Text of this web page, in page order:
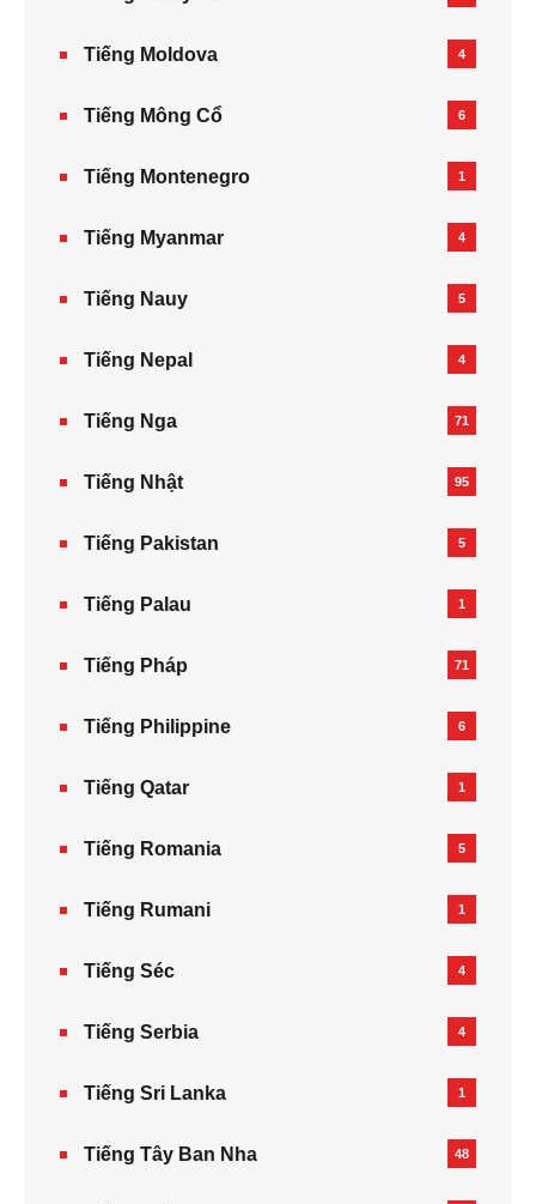
Tiếng Moldova 4
Tiếng Mông Cổ 6
Tiếng Montenegro 1
Tiếng Myanmar 4
Tiếng Nauy 5
Tiếng Nepal‎ 4
Tiếng Nga 71
Tiếng Nhật 95
Tiếng Pakistan 5
Tiếng Palau 1
Tiếng Pháp 71
Tiếng Philippine 6
Tiếng Qatar 1
Tiếng Romania 5
Tiếng Rumani 1
Tiếng Séc 4
Tiếng Serbia 4
Tiếng Sri Lanka 1
Tiếng Tây Ban Nha 48